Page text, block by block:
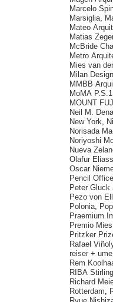
Marcelo
Marsiglia,
Mateo
Matias
McBride
Metro
Mies van
Milan
MMBB
MoMA P.S.1
MOUNT
Neil M.
New York,
Norisada
Noriyoshi
Nueva
Olafur
Oscar
Pencil Office
Peter Gluck
Pezo von
Polonia,
Praemium
Premio
Pritzker
Rafael
reiser +
Rem
RIBA
Richard
Rotterdam,